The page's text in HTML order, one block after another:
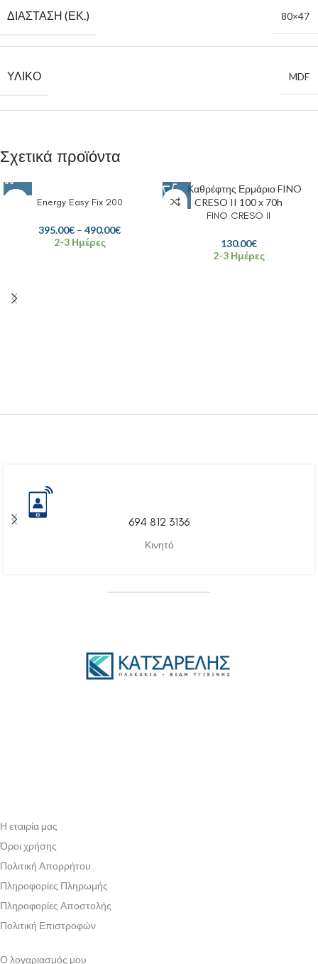
ΔΙΆΣΤΑΣΗ (ΕΚ.) 80×47
ΥΛΙΚΌ MDF
Σχετικά προϊόντα
Energy Easy Fix 200
395.00€ – 490.00€
2-3 Ημέρες
FINO CRESO II
130.00€
2-3 Ημέρες
694 812 3136
Κινητό
Η εταιρία μας
Όροι χρήσης
Πολιτική Απορρήτου
Πληροφορίες Πληρωμής
Πληροφορίες Αποστολής
Πολιτική Επιστροφών
Ο λογαριασμός μου